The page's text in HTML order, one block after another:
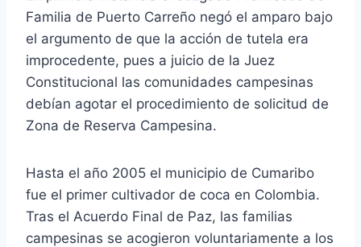
Familia de Puerto Carreño negó el amparo bajo
el argumento de que la acción de tutela era
improcedente, pues a juicio de la Juez
Constitucional las comunidades campesinas
debían agotar el procedimiento de solicitud de
Zona de Reserva Campesina.
Hasta el año 2005 el municipio de Cumaribo
fue el primer cultivador de coca en Colombia.
Tras el Acuerdo Final de Paz, las familias
campesinas se acogieron voluntariamente a los